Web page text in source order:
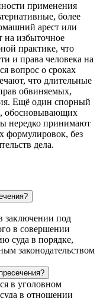
применения
более
арест или
на избыточное
практике, что
и права человека на
вопрос о сроках
что длительные
обвиняемых,
Ещё один спорный
обосновывающих
нередко принимают
формулировок, без
дела.
заключении под
в совершении
суда в порядке,
законодательством
в уголовном
в отношении